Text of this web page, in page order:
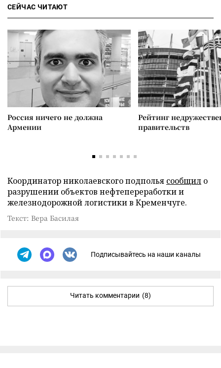
СЕЙЧАС ЧИТАЮТ
Россия ничего не должна
Армении
Рейтинг
правительств
Координатор николаевского подполья сообщил о
разрушении объектов нефтепереработки и
железнодорожной логистики в Кременчуге.
Текст: Вера Басилая
Подписывайтесь на наши каналы
Читать комментарии (8)